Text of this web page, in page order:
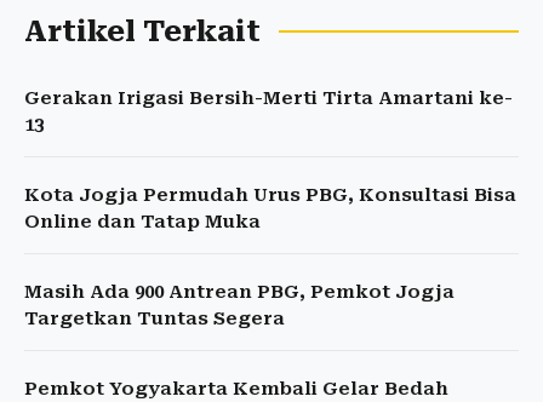
Artikel Terkait
Gerakan Irigasi Bersih-Merti Tirta Amartani ke-
13
Kota Jogja Permudah Urus PBG, Konsultasi Bisa
Online dan Tatap Muka
Masih Ada 900 Antrean PBG, Pemkot Jogja
Targetkan Tuntas Segera
Pemkot Yogyakarta Kembali Gelar Bedah